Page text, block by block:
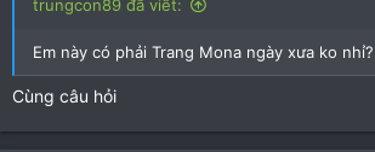
trungcon89 đã viết:
Em này có phải Trang Mona ngày xưa ko nhỉ?
Cùng câu hỏi